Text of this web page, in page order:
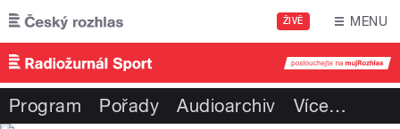
Přejít k hlavnímu obsahu
ŽIVĚ MENU
Program Pořady Audioarchiv Více…